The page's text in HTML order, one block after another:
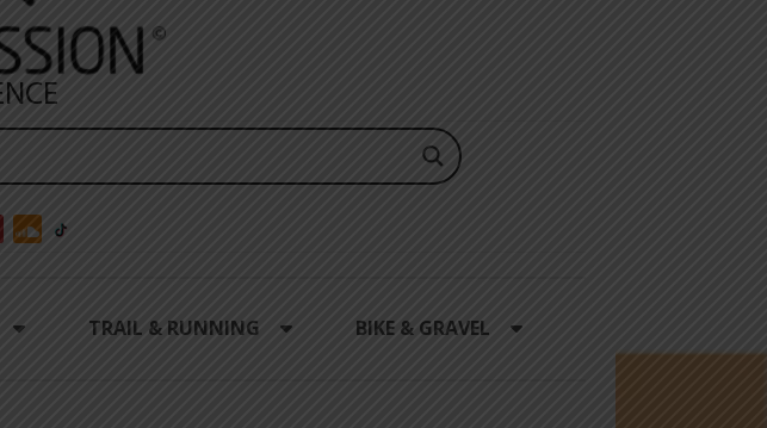
TRAIL & RUNNING BIKE & GRAVEL